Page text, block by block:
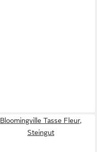
Bloomingville Tasse Fleur,
Steingut